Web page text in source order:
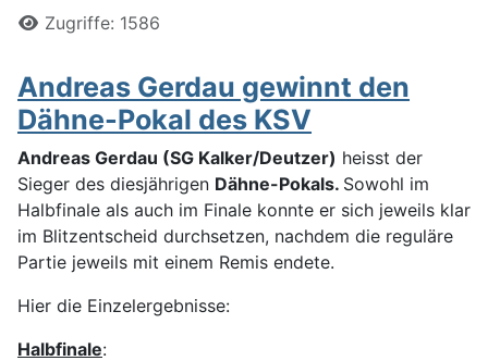
Zugriffe: 1586
Andreas Gerdau gewinnt den
Dähne-Pokal des KSV
Andreas Gerdau (SG Kalker/Deutzer) heisst der
Sieger des diesjährigen Dähne-Pokals. Sowohl im
Halbfinale als auch im Finale konnte er sich jeweils klar
im Blitzentscheid durchsetzen, nachdem die reguläre
Partie jeweils mit einem Remis endete.
Hier die Einzelergebnisse:
Halbfinale: